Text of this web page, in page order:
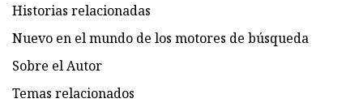
Historias relacionadas
Nuevo en el mundo de los motores de búsqueda
Sobre el Autor
Temas relacionados